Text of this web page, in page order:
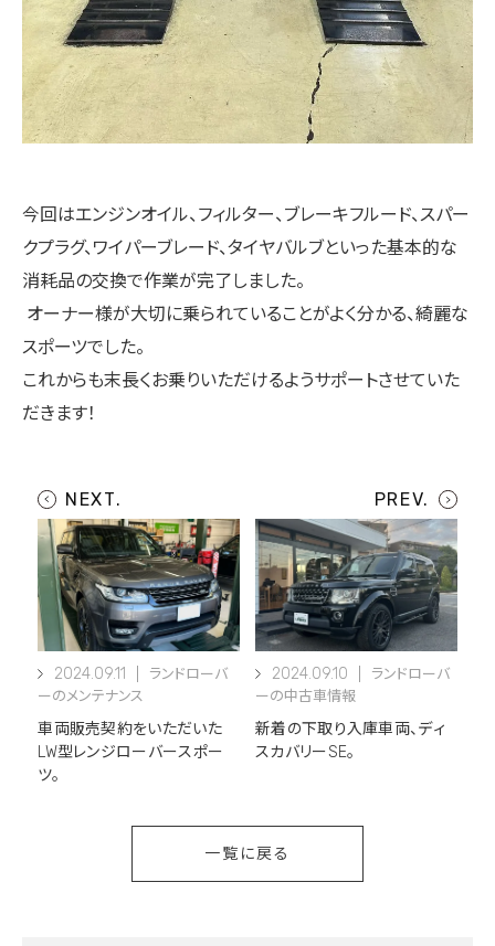
今回はエンジンオイル、フィルター、ブレーキフルード、スパー
クプラグ、ワイパーブレード、タイヤバルブといった基本的な
消耗品の交換で作業が完了しました。
オーナー様が大切に乗られていることがよく分かる、綺麗な
スポーツでした。
これからも末長くお乗りいただけるようサポートさせていた
だきます！
2024.09.11
ランドローバ
ーのメンテナンス
車両販売契約をいただいた
LW型レンジローバースポー
ツ。
2024.09.10
ランドローバ
ーの中古車情報
新着の下取り入庫車両、ディ
スカバリーSE。
一覧に戻る